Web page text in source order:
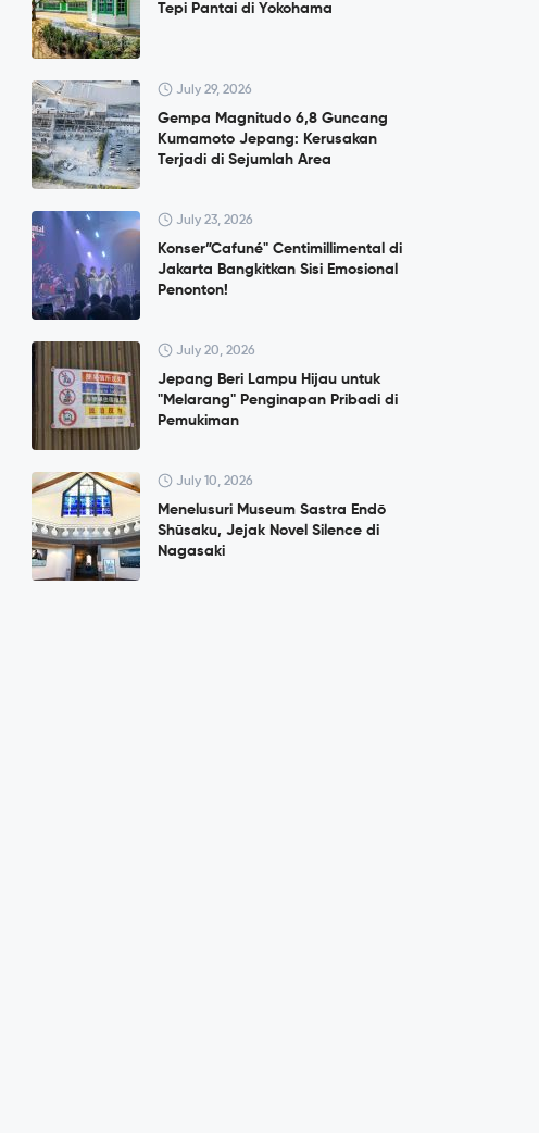
Tepi Pantai di Yokohama
July 29, 2026
Gempa Magnitudo 6,8 Guncang
Kumamoto Jepang: Kerusakan
Terjadi di Sejumlah Area
July 23, 2026
Konser”Cafuné" Centimillimental di
Jakarta Bangkitkan Sisi Emosional
Penonton!
July 20, 2026
Jepang Beri Lampu Hijau untuk
"Melarang" Penginapan Pribadi di
Pemukiman
July 10, 2026
Menelusuri Museum Sastra Endō
Shūsaku, Jejak Novel Silence di
Nagasaki